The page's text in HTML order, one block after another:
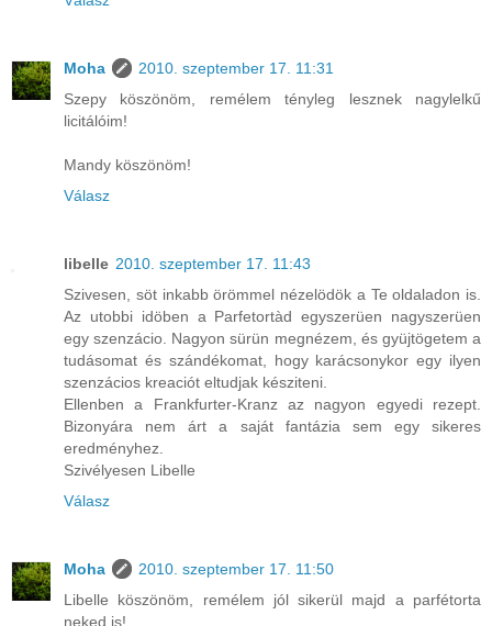
Moha
2010. szeptember 17. 11:31
Szepy köszönöm, remélem tényleg lesznek nagylelkű
licitálóim!
Mandy köszönöm!
Válasz
libelle 2010. szeptember 17. 11:43
Szivesen, söt inkabb örömmel nézelödök a Te oldaladon is.
Az utobbi idöben a Parfetortàd egyszerüen nagyszerüen
egy szenzácio. Nagyon sürün megnézem, és gyüjtögetem a
tudásomat és szándékomat, hogy karácsonykor egy ilyen
szenzácios kreaciót eltudjak késziteni.
Ellenben a Frankfurter-Kranz az nagyon egyedi rezept.
Bizonyára nem árt a saját fantázia sem egy sikeres
eredményhez.
Szivélyesen Libelle
Válasz
Moha
2010. szeptember 17. 11:50
Libelle köszönöm, remélem jól sikerül majd a parfétorta
neked is!